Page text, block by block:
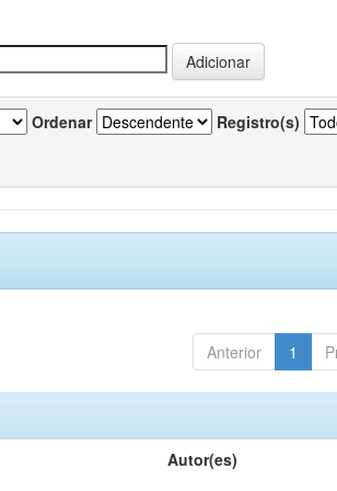
Ordenar Registro(s)
Anterior 1
Autor(es)